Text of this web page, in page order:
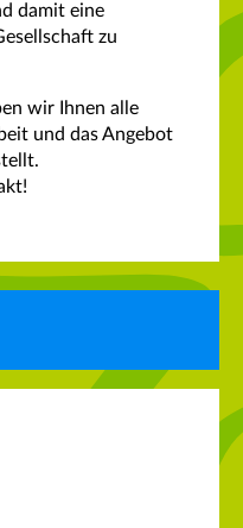
damit eine
zu
wir Ihnen alle
und das Angebot